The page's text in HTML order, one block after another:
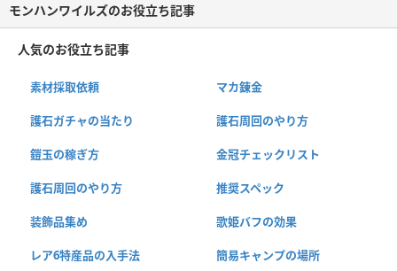
モンハンワイルズのお役立ち記事
人気のお役立ち記事
素材採取依頼 マカ錬金
護石ガチャの当たり 護石周回のやり方
鎧玉の稼ぎ方 金冠チェックリスト
護石周回のやり方 推奨スペック
装飾品集め 歌姫バフの効果
レア6特産品の入手法 簡易キャンプの場所